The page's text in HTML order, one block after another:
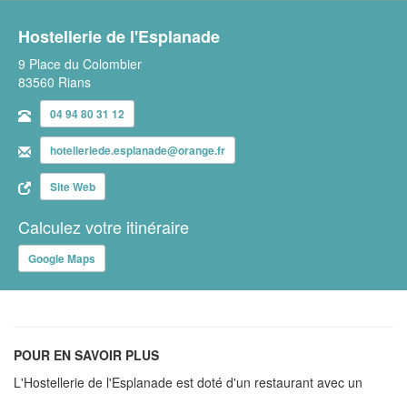
Hostellerie de l'Esplanade
9 Place du Colombier
83560 Rians
04 94 80 31 12
hotelleriede.esplanade@orange.fr
Site Web
Calculez votre itinéraire
Google Maps
POUR EN SAVOIR PLUS
L'Hostellerie de l'Esplanade est doté d'un restaurant avec un